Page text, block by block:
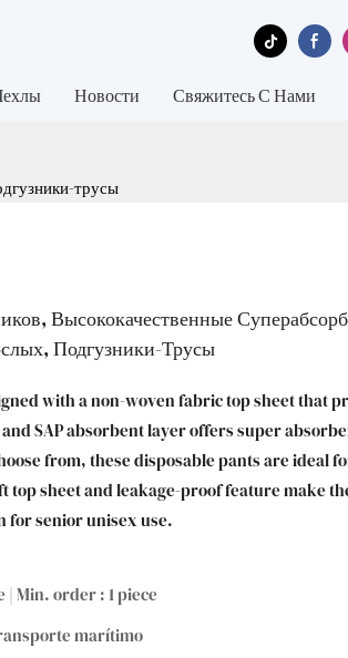
Новости Свяжитесь С Нами
трусы
Высококачественные
Подгузники-Трусы
with a non-woven fabric top sheet that
SAP absorbent layer offers super
from, these disposable pants are ideal
top sheet and leakage-proof feature make
for senior unisex use.
| Min. order : 1 piece
marítimo